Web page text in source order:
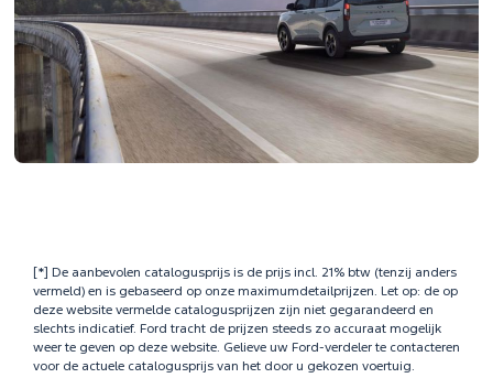
[*] De aanbevolen catalogusprijs is de prijs incl. 21% btw (tenzij anders
vermeld) en is gebaseerd op onze maximumdetailprijzen. Let op: de op
deze website vermelde catalogusprijzen zijn niet gegarandeerd en
slechts indicatief. Ford tracht de prijzen steeds zo accuraat mogelijk
weer te geven op deze website. Gelieve uw Ford-verdeler te contacteren
voor de actuele catalogusprijs van het door u gekozen voertuig.